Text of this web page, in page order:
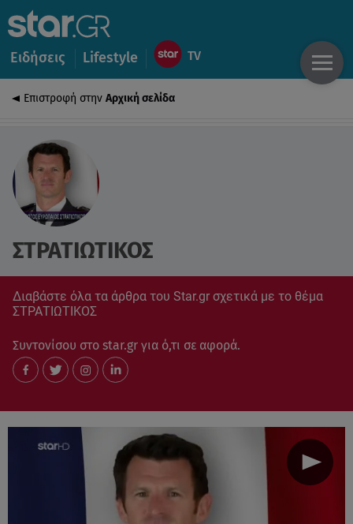
Ειδήσεις Lifestyle
Επιστροφή στην Αρχική σελίδα
ΣΤΡΑΤΙΩΤΙΚΟΣ
Διαβάστε όλα τα άρθρα του Star.gr σχετικά με το θέμα
ΣΤΡΑΤΙΩΤΙΚΟΣ
Συντονίσου στο star.gr για ό,τι σε αφορά.